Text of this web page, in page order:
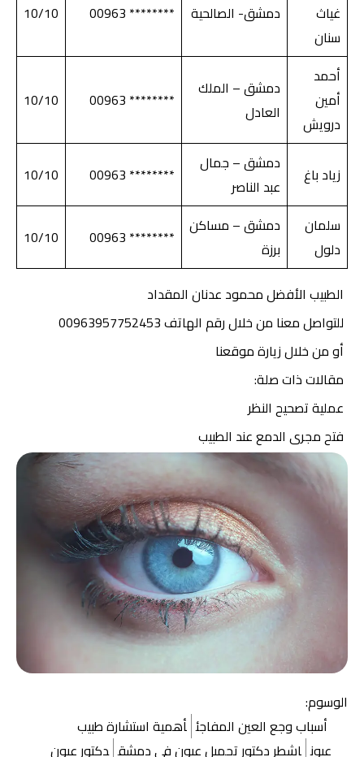
غياث
سنان
دمشق- الصالحية ******** 00963
10/10
أحمد
أمين
درويش
دمشق – الملك
العادل
******** 00963
10/10
زياد باغ
دمشق – جمال
عبد الناصر
******** 00963
10/10
سلمان
دلول
دمشق – مساكن
برزة
******** 00963
10/10
الطبيب الأفضل محمود عدنان المقداد
للتواصل معنا من خلال رقم الهاتف 00963957752453
أو من خلال زيارة موقعنا
مقالات ذات صلة:
عملية تصحيح النظر
فتح مجرى الدمع عند الطبيب
الوسوم:
أسباب وجع العين المفاجئ أهمية استشارة طبيب
عيون اشطر دكتور تجميل عيون في دمشق دكتور عيون